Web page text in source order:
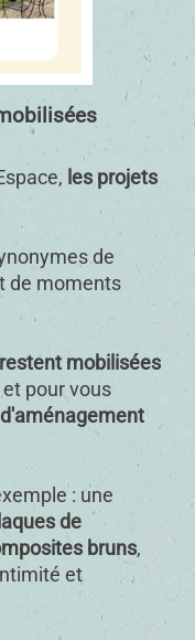
les projets
de
de moments
mobilisées
et pour vous
: une
de
bruns,
et